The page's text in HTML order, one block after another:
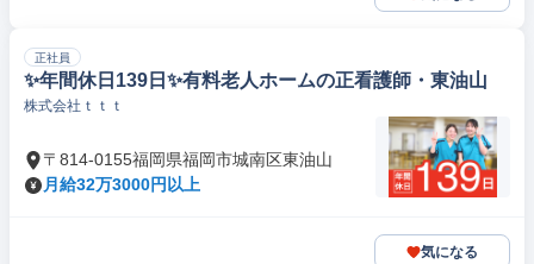
正社員
✨年間休日139日✨有料老人ホームの正看護師・東油山
株式会社ｔｔｔ
〒814-0155福岡県福岡市城南区東油山
月給32万3000円以上
気になる